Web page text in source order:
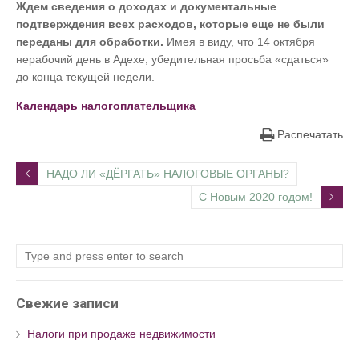
Ждем сведения о доходах и документальные
подтверждения всех расходов, которые еще не были
переданы для обработки. Имея в виду, что 14 октября
нерабочий день в Адехе, убедительная просьба «сдаться»
до конца текущей недели.
Календарь налогоплательщика
Распечатать
НАДО ЛИ «ДЁРГАТЬ» НАЛОГОВЫЕ ОРГАНЫ?
С Новым 2020 годом!
Свежие записи
Налоги при продаже недвижимости